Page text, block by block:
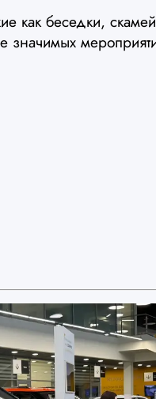
как беседки,
значимых